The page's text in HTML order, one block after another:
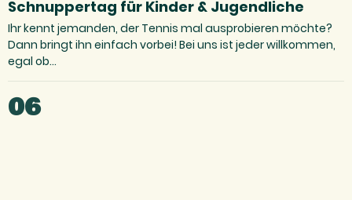
Schnuppertag für Kinder & Jugendliche
Ihr kennt jemanden, der Tennis mal ausprobieren möchte?
Dann bringt ihn einfach vorbei! Bei uns ist jeder willkommen,
egal ob…
06